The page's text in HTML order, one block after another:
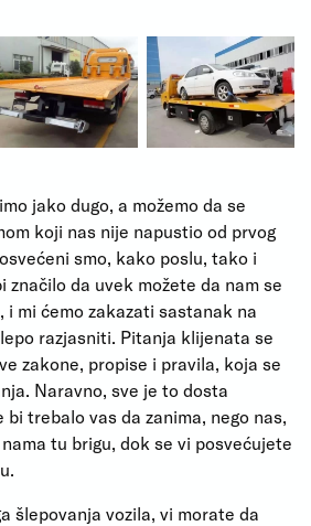
jako dugo, a možemo da se
koji nas nije napustio od prvog
smo, kako poslu, tako i
značilo da uvek možete da nam se
mi ćemo zakazati sastanak na
razjasniti. Pitanja klijenata se
zakone, propise i pravila, koja se
Naravno, sve je to dosta
trebalo vas da zanima, nego nas,
tu brigu, dok se vi posvećujete
šlepovanja vozila, vi morate da